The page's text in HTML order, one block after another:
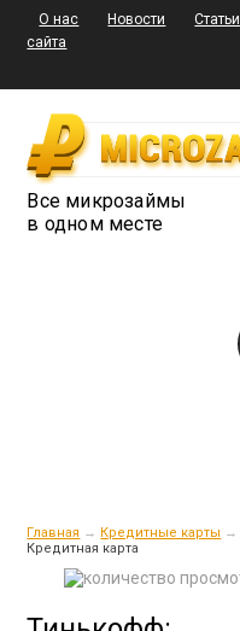
О нас Новости Статьи
сайта
Все микрозаймы
в одном месте
Главная → Кредитные карты →
Кредитная карта